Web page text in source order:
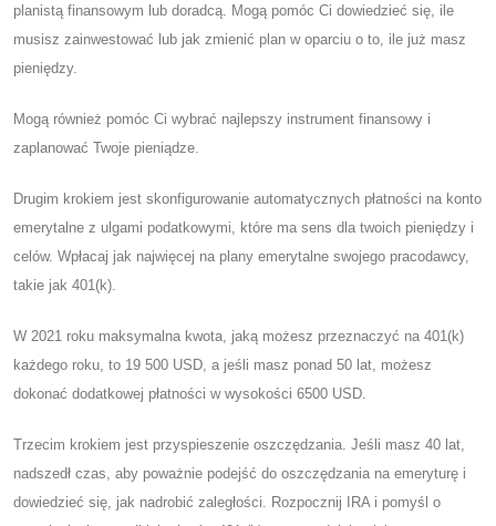
planistą finansowym lub doradcą. Mogą pomóc Ci dowiedzieć się, ile
musisz zainwestować lub jak zmienić plan w oparciu o to, ile już masz
pieniędzy.
Mogą również pomóc Ci wybrać najlepszy instrument finansowy i
zaplanować Twoje pieniądze.
Drugim krokiem jest skonfigurowanie automatycznych płatności na konto
emerytalne z ulgami podatkowymi, które ma sens dla twoich pieniędzy i
celów. Wpłacaj jak najwięcej na plany emerytalne swojego pracodawcy,
takie jak 401(k).
W 2021 roku maksymalna kwota, jaką możesz przeznaczyć na 401(k)
każdego roku, to 19 500 USD, a jeśli masz ponad 50 lat, możesz
dokonać dodatkowej płatności w wysokości 6500 USD.
Trzecim krokiem jest przyspieszenie oszczędzania. Jeśli masz 40 lat,
nadszedł czas, aby poważnie podejść do oszczędzania na emeryturę i
dowiedzieć się, jak nadrobić zaległości. Rozpocznij IRA i pomyśl o